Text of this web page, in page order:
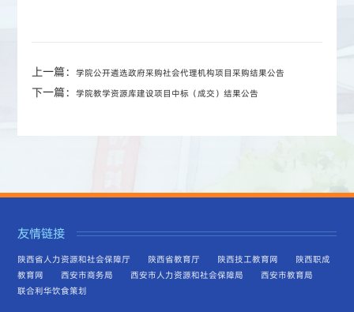
上一篇：学院公开遴选政府采购社会代理机构项目采购结果公告
下一篇：学院教学资源库建设项目中标（成交）结果公告
友情链接
陕西省人力资源和社会保障厅 陕西省教育厅 陕西技工教育网
陕西职成
教育网
西安市商务局 西安市人力资源和社会保障局
西安市教育局
联合利华饮食策划